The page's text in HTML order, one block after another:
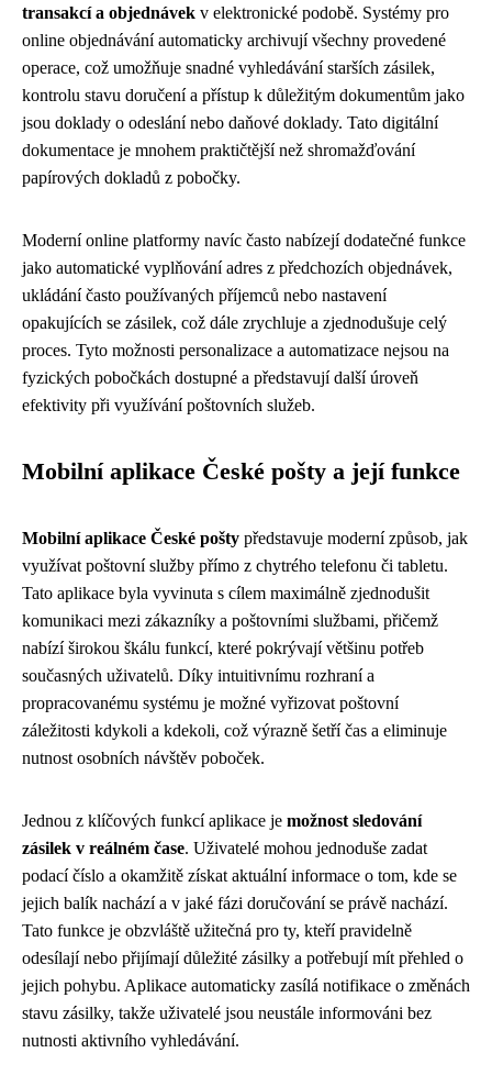
transakcí a objednávek v elektronické podobě. Systémy pro
online objednávání automaticky archivují všechny provedené
operace, což umožňuje snadné vyhledávání starších zásilek,
kontrolu stavu doručení a přístup k důležitým dokumentům jako
jsou doklady o odeslání nebo daňové doklady. Tato digitální
dokumentace je mnohem praktičtější než shromažďování
papírových dokladů z pobočky.
Moderní online platformy navíc často nabízejí dodatečné funkce
jako automatické vyplňování adres z předchozích objednávek,
ukládání často používaných příjemců nebo nastavení
opakujících se zásilek, což dále zrychluje a zjednodušuje celý
proces. Tyto možnosti personalizace a automatizace nejsou na
fyzických pobočkách dostupné a představují další úroveň
efektivity při využívání poštovních služeb.
Mobilní aplikace České pošty a její funkce
Mobilní aplikace České pošty představuje moderní způsob, jak
využívat poštovní služby přímo z chytrého telefonu či tabletu.
Tato aplikace byla vyvinuta s cílem maximálně zjednodušit
komunikaci mezi zákazníky a poštovními službami, přičemž
nabízí širokou škálu funkcí, které pokrývají většinu potřeb
současných uživatelů. Díky intuitivnímu rozhraní a
propracovanému systému je možné vyřizovat poštovní
záležitosti kdykoli a kdekoli, což výrazně šetří čas a eliminuje
nutnost osobních návštěv poboček.
Jednou z klíčových funkcí aplikace je možnost sledování
zásilek v reálném čase. Uživatelé mohou jednoduše zadat
podací číslo a okamžitě získat aktuální informace o tom, kde se
jejich balík nachází a v jaké fázi doručování se právě nachází.
Tato funkce je obzvláště užitečná pro ty, kteří pravidelně
odesílají nebo přijímají důležité zásilky a potřebují mít přehled o
jejich pohybu. Aplikace automaticky zasílá notifikace o změnách
stavu zásilky, takže uživatelé jsou neustále informováni bez
nutnosti aktivního vyhledávání.